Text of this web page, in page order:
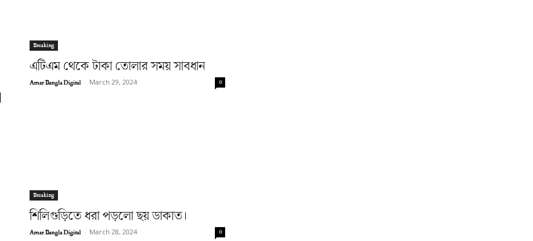
Breaking
এটিএম থেকে টাকা তোলার সময় সাবধান
Amar Bangla Digital - March 29, 2024 0
Breaking
শিলিগুড়িতে ধরা পড়লো ছয় ডাকাত।
Amar Bangla Digital - March 28, 2024 0